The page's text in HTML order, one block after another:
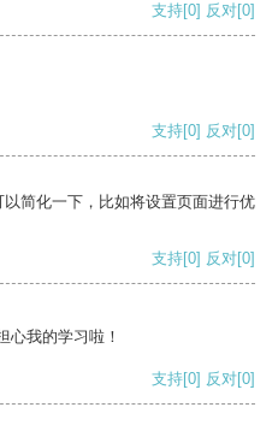
支持[0] 反对[0]
支持[0] 反对[0]
简化一下，比如将设置页面进行优
支持[0] 反对[0]
心我的学习啦！
支持[0] 反对[0]